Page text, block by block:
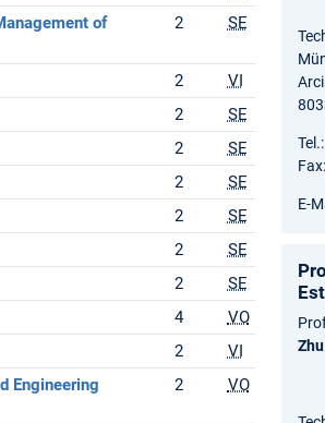
of
2 SE
2
VI
2
SE
2
SE
2
SE
2
SE
2
SE
2
SE
4
VO
2
VI
Engineering
2 VO
E-
Zhu